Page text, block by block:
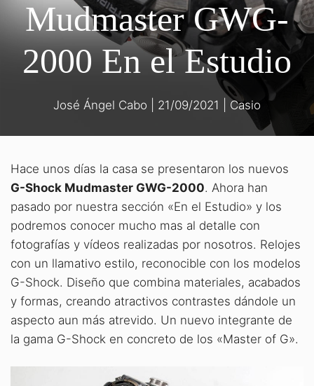
Mudmaster GWG-
2000 En el Estudio
José Ángel Cabo 21/09/2021 Casio
Hace unos días la casa se presentaron los nuevos
G-Shock Mudmaster GWG-2000. Ahora han
pasado por nuestra sección «En el Estudio» y los
podremos conocer mucho mas al detalle con
fotografías y vídeos realizadas por nosotros. Relojes
con un llamativo estilo, reconocible con los modelos
G-Shock. Diseño que combina materiales, acabados
y formas, creando atractivos contrastes dándole un
aspecto aun más atrevido. Un nuevo integrante de
la gama G-Shock en concreto de los «Master of G».